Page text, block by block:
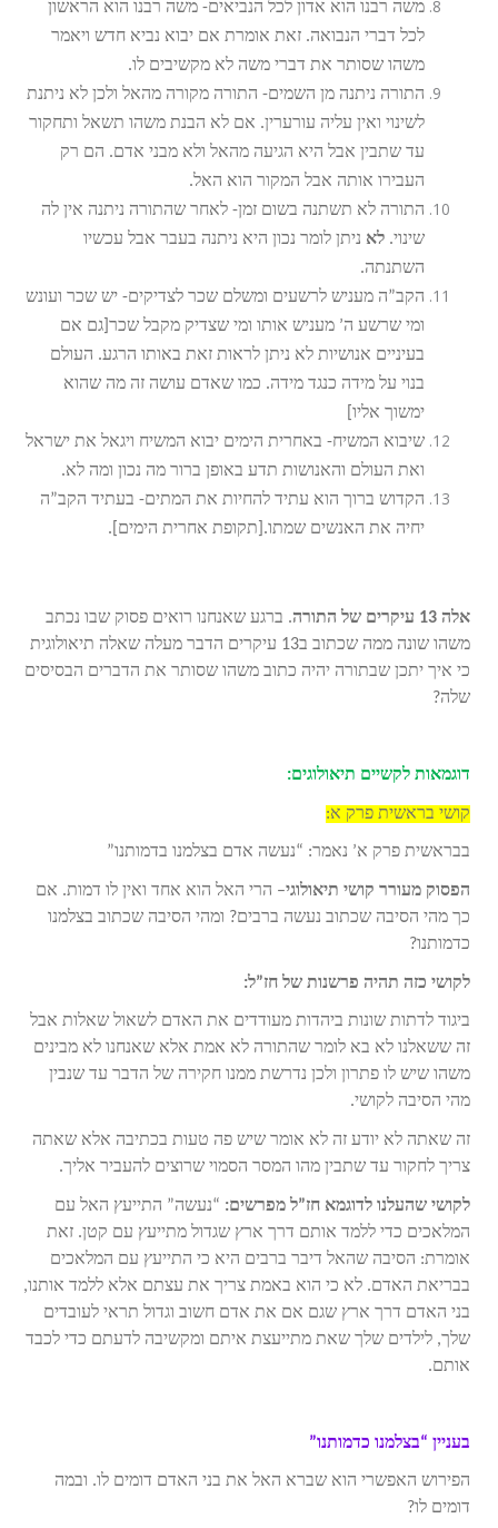
משה רבנו הוא אדון לכל הנביאים- משה רבנו הוא הראשון
לכל דברי הנבואה. זאת אומרת אם יבוא נביא חדש ויאמר
משהו שסותר את דברי משה לא מקשיבים לו.
התורה ניתנה מן השמים- התורה מקורה מהאל ולכן לא ניתנת
לשינוי ואין עליה עורערין. אם לא הבנת משהו תשאל ותחקור
עד שתבין אבל היא הגיעה מהאל ולא מבני אדם. הם רק
העבירו אותה אבל המקור הוא האל.
התורה לא תשתנה בשום זמן- לאחר שהתורה ניתנה אין לה
שינוי.לא ניתן לומר נכון היא ניתנה בעבר אבל עכשיו
השתנתה.
הקב”ה מעניש לרשעים ומשלם שכר לצדיקים- יש שכר ועונש
ומי שרשע ה’ מעניש אותו ומי שצדיק מקבל שכר[גם אם
בעיניים אנושיות לא ניתן לראות זאת באותו הרגע. העולם
בנוי על מידה כנגד מידה. כמו שאדם עושה זה מה שהוא
ימשוך אליו]
שיבוא המשיח- באחרית הימים יבוא המשיח ויגאל את ישראל
ואת העולם והאנושות תדע באופן ברור מה נכון ומה לא.
הקדוש ברוך הוא עתיד להחיות את המתים- בעתיד הקב”ה
יחיה את האנשים שמתו.[תקופת אחרית הימים].
אלה 13 עיקרים של התורה
. ברגע שאנחנו רואים פסוק שבו נכתב
משהו שונה ממה שכתוב ב13 עיקרים הדבר מעלה שאלה תיאולוגית
כי איך יתכן שבתורה יהיה כתוב משהו שסותר את הדברים הבסיסים
שלה?
דוגמאות לקשיים תיאולוגים:
קושי בראשית פרק א:
בבראשית פרק א’ נאמר: “נעשה אדם בצלמנו בדמותנו”
הפסוק מעורר קושי תיאולוגי– הרי האל הוא אחד ואין לו דמות. אם
כך מהי הסיבה שכתוב נעשה ברבים? ומהי הסיבה שכתוב בצלמנו
כדמותנו?
לקושי כזה תהיה פרשנות של חז”ל:
ביגוד לדתות שונות ביהדות מעודדים את האדם לשאול שאלות אבל
זה ששאלנו לא בא לומר שהתורה לא אמת אלא שאנחנו לא מבינים
משהו שיש לו פתרון ולכן נדרשת ממנו חקירה של הדבר עד שנבין
מהי הסיבה לקושי.
זה שאתה לא יודע זה לא אומר שיש פה טעות בכתיבה אלא שאתה
צריך לחקור עד שתבין מהו המסר הסמוי שרוצים להעביר אליך.
לקושי שהעלנו לדוגמא חז”ל מפרשים: “נעשה” התייעץ האל עם
המלאכים כדי ללמד אותם דרך ארץ שגדול מתייעץ עם קטן. זאת
אומרת: הסיבה שהאל דיבר ברבים היא כי התייעץ עם המלאכים
בבריאת האדם. לא כי הוא באמת צריך את עצתם אלא ללמד אותנו,
בני האדם דרך ארץ שגם אם את אדם חשוב וגדול תראי לעובדים
שלך, לילדים שלך שאת מתייעצת איתם ומקשיבה לדעתם כדי לכבד
אותם.
בעניין “בצלמנו כדמותנו”
הפירוש האפשרי הוא שברא האל את בני האדם דומים לו. ובמה
דומים לו?